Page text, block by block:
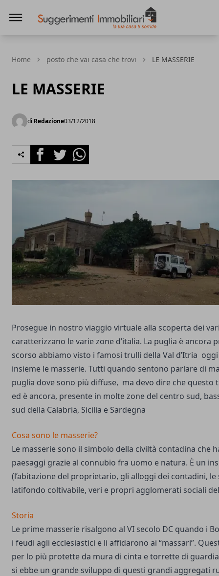
Home posto che vai casa che trovi LE MASSERIE
LE MASSERIE
di Redazione03/12/2018
FacebookTwitterWhatsapp
Prosegue in nostro viaggio virtuale alla scoperta dei
caratterizzano le varie zone d’italia. La puglia è ancora
scorso abbiamo visto i famosi trulli della Val d’Itria
insieme le masserie. Tutti quando sentono parlare di
puglia dove sono più diffuse, ma devo dire che questo
ed è ancora, presente in molte zone del centro sud,
sud della Calabria, Sicilia e Sardegna
Cosa sono le masserie?
Le masserie sono il simbolo della civiltà contadina che
paesaggi grazie al connubio fra uomo e natura. È un
(l’abitazione del proprietario, gli alloggi dei contadini, le
latifondo coltivabile, veri e propri agglomerati sociali
Storia
Le prime masserie risalgono al VI secolo DC quando i
i feudi agli ecclesiastici e li affidarono ai “massari”.
per lo più protette da mura di cinta e torrette di
si ebbe un grande sviluppo di questi grandi aggregati